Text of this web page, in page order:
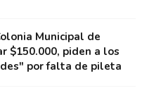
Municipal de
$150.000, piden a los
por falta de pileta